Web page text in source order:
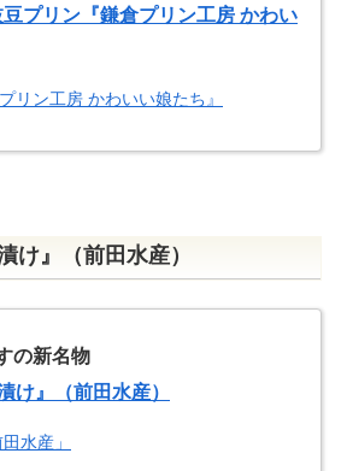
豆プリン『鎌倉プリン工房 かわい
プリン工房 かわいい娘たち』
け』（前田水産）
の新名物
け』（前田水産）
田水産」